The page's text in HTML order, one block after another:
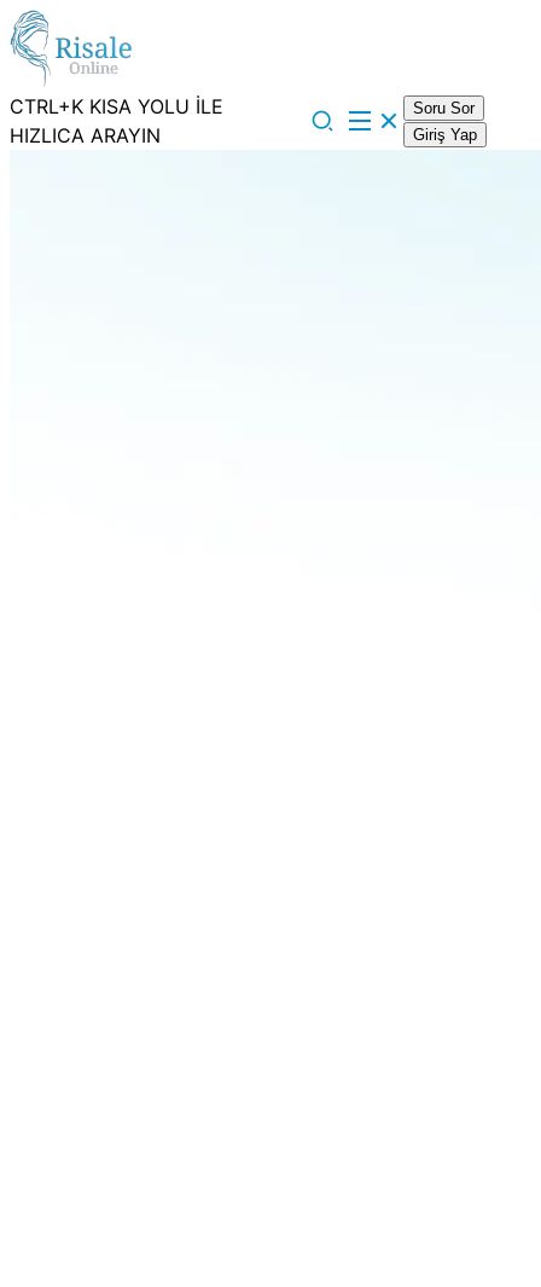
CTRL+K KISA YOLU İLE
HIZLICA ARAYIN
Soru Sor
Giriş Yap